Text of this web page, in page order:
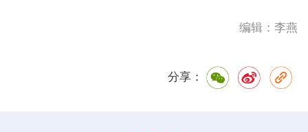
编辑：李燕
分享：